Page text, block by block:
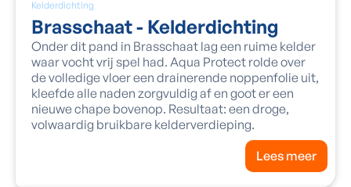
Kelderdichting
Brasschaat - Kelderdichting
Onder dit pand in Brasschaat lag een ruime kelder
waar vocht vrij spel had. Aqua Protect rolde over
de volledige vloer een drainerende noppenfolie uit,
kleefde alle naden zorgvuldig af en goot er een
nieuwe chape bovenop. Resultaat: een droge,
volwaardig bruikbare kelderverdieping.
Lees meer